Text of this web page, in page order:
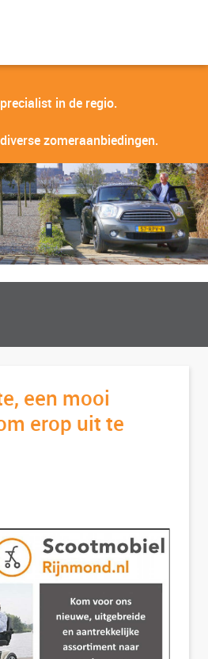
in de regio.
zomeraanbiedingen.
een mooi
erop uit te